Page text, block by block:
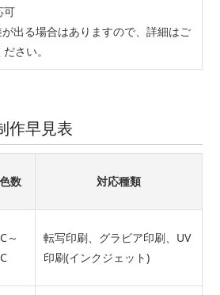
可
出る場合はありますので、詳細はご
さい。
作早見表
色数 対応種類
～
転写印刷、グラビア印刷、UV
印刷(インクジェット)